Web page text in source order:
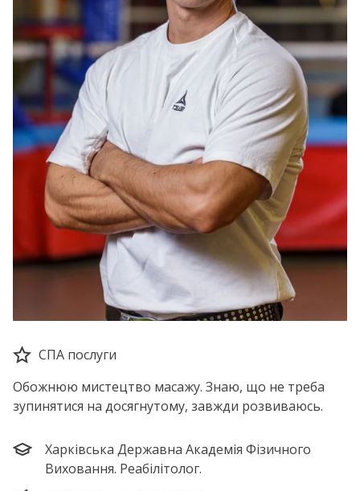
СПА послуги
Обожнюю мистецтво масажу. Знаю, що не треба
зупинятися на досягнутому, завжди розвиваюсь.
Харківська Державна Академія Фізичного
Виховання. Реабілітолог.